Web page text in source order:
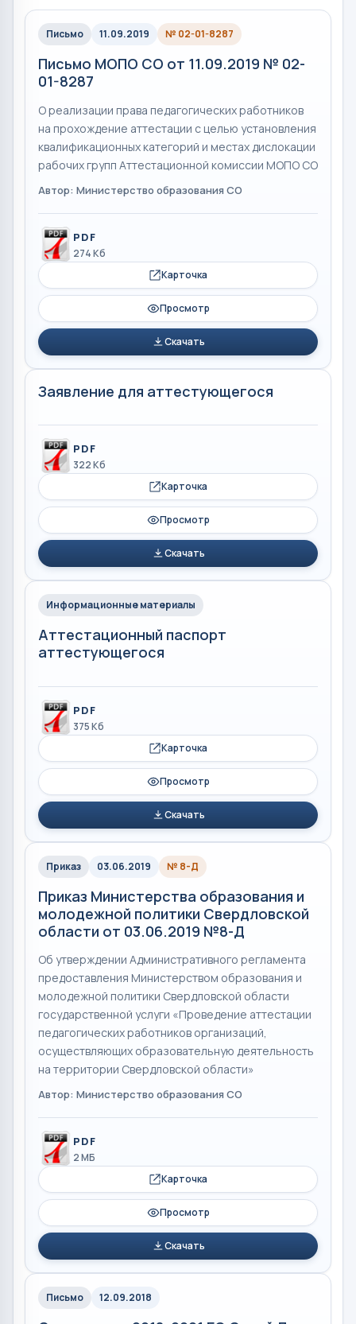
Письмо 11.09.2019 № 02-01-8287
Письмо МОПО СО от 11.09.2019 № 02-
01-8287
О реализации права педагогических работников
на прохождение аттестации с целью установления
квалификационных категорий и местах дислокации
рабочих групп Аттестационной комиссии МОПО СО
Автор: Министерство образования СО
PDF
274 Кб
Карточка
Просмотр
Скачать
Заявление для аттестующегося
PDF
322 Кб
Карточка
Просмотр
Скачать
Информационные материалы
Аттестационный паспорт
аттестующегося
PDF
375 Кб
Карточка
Просмотр
Скачать
Приказ 03.06.2019 № 8-Д
Приказ Министерства образования и
молодежной политики Свердловской
области от 03.06.2019 №8-Д
Об утверждении Административного регламента
предоставления Министерством образования и
молодежной политики Свердловской области
государственной услуги «Проведение аттестации
педагогических работников организаций,
осуществляющих образовательную деятельность
на территории Свердловской области»
Автор: Министерство образования СО
PDF
2 МБ
Карточка
Просмотр
Скачать
Письмо 12.09.2018